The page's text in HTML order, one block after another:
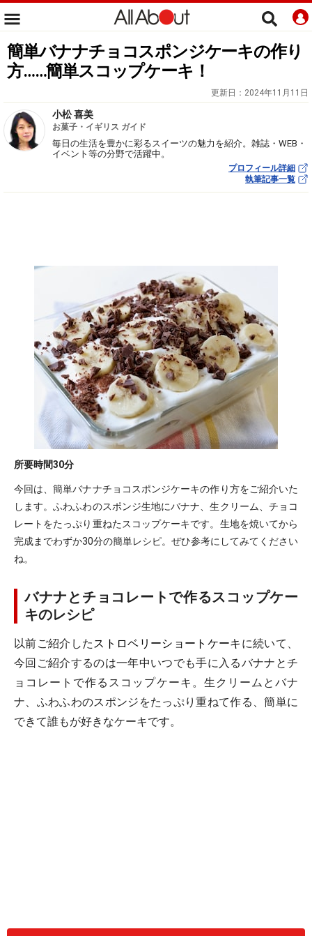
簡単バナナチョコスポンジケーキの作り
方……簡単スコップケーキ！
更新日： 2024年11月11日
小松 喜美
お菓子・イギリス ガイド
毎日の生活を豊かに彩るスイーツの魅力を紹介。雑誌・WEB・
イベント等の分野で活躍中。
プロフィール詳細
執筆記事一覧
所要時間30分
今回は、簡単バナナチョコスポンジケーキの作り方をご紹介いた
します。ふわふわのスポンジ生地にバナナ、生クリーム、チョコ
レートをたっぷり重ねたスコップケーキです。生地を焼いてから
完成までわずか30分の簡単レシピ。ぜひ参考にしてみてください
ね。
バナナとチョコレートで作るスコップケー
キのレシピ
以前ご紹介したストロベリーショートケーキ に続いて、
今回ご紹介するのは一年中いつでも手に入るバナナとチ
ョコレートで作るスコップケーキ。生クリームとバナ
ナ、ふわふわのスポンジをたっぷり重ねて作る、簡単に
できて誰もが好きなケーキです。